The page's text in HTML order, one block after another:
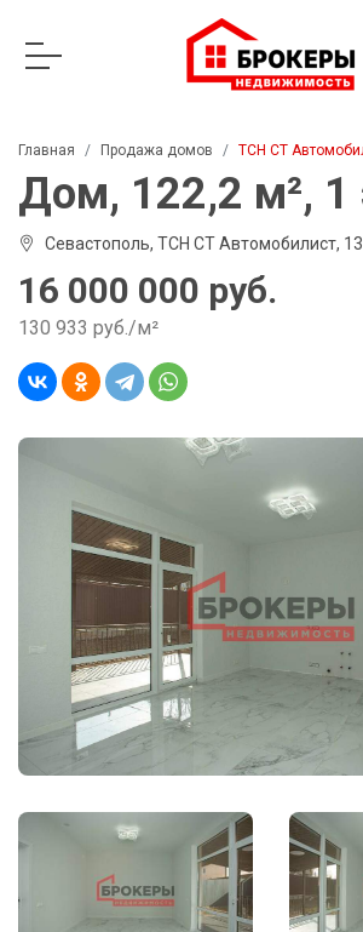
Главная Продажа домов ТСН СТ
Дом, 122,2 м², 1
Севастополь, ТСН СТ Автомобилист,
16 000 000 руб.
130 933 руб./м²